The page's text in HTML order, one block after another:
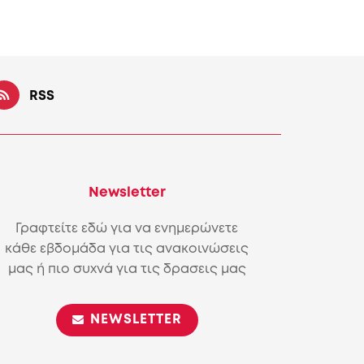
RSS
Newsletter
Γραφτείτε εδώ για να ενημερώνετε
κάθε εβδομάδα για τις ανακοινώσεις
μας ή πιο συχνά για τις δρασεις μας
NEWSLETTER